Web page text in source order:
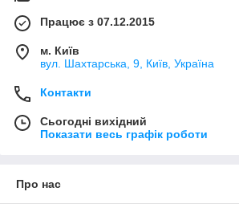
Працює з 07.12.2015
м. Київ
вул. Шахтарська, 9, Київ, Україна
Контакти
Сьогодні вихідний
Показати весь графік роботи
Про нас